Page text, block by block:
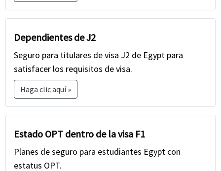
Dependientes de J2
Seguro para titulares de visa J2 de Egypt para
satisfacer los requisitos de visa.
Haga clic aquí »
Estado OPT dentro de la visa F1
Planes de seguro para estudiantes Egypt con
estatus OPT.